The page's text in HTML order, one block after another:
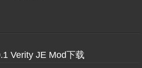
Verity JE Mod下载